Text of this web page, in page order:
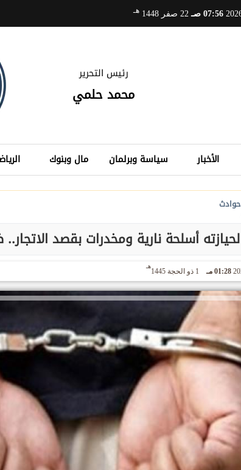
07:56 صـ 22 صفر 1448 هـ
رئيس التحرير
محمد حلمي
الأخبار سياسة وبرلمان مال وبنوك
حوادث
لحيازته أسلحة نارية ومخدرات بقصد
01:28 مـ 1 ذو الحجة 1445
هـ